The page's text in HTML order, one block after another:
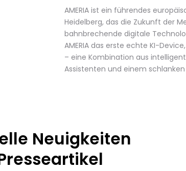
AMERIA ist ein führendes
Heidelberg, das die Zukunft der
bahnbrechende digitale
AMERIA das erste echte KI-
– eine Kombination aus
Assistenten und einem
Neuigkeiten